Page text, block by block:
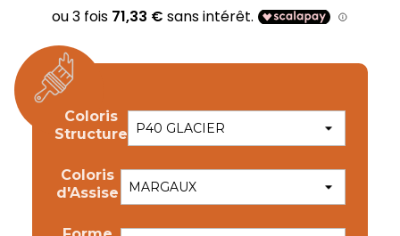
Coloris
Structure
Coloris
d'Assise